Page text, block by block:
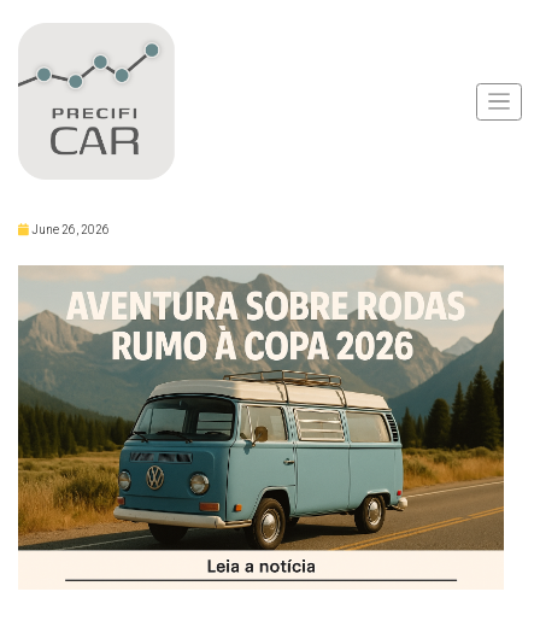
Aventura Sobre Rodas
Rumo à Copa 2026
June 26, 2026